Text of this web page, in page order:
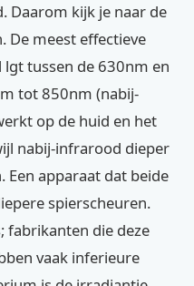
Daarom kijk je naar de
De meest effectieve
tussen de 630nm en
tot 850nm (nabij-
op de huid en het
nabij-infrarood dieper
apparaat dat beide
spierscheuren.
fabrikanten die deze
vaak inferieure